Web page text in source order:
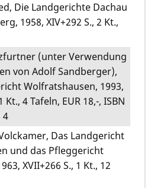
Die Landgerichte Dachau
1958, XIV+292 S., 2 Kt.,
(unter Verwendung
von Adolf Sandberger),
Wolfratshausen, 1993,
Kt., 4 Tafeln, EUR 18,-, ISBN
4
Das Landgericht
und das Pfleggericht
XVII+266 S., 1 Kt., 12